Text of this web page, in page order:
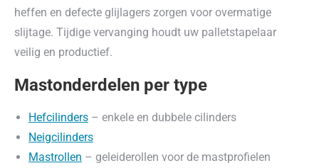
heffen en defecte glijlagers zorgen voor overmatige
slijtage. Tijdige vervanging houdt uw palletstapelaar
veilig en productief.
Mastonderdelen per type
Hefcilinders – enkele en dubbele cilinders
Neigcilinders
Mastrollen – geleiderollen voor de mastprofielen